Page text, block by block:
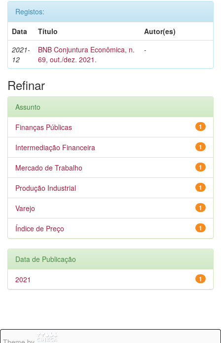
Registos:
Data
Título
Autor(es)
2021-
12
BNB Conjuntura Econômica, n.
69, out./dez. 2021.
-
Refinar
Assunto
1
Finanças Públicas
1
Intermediação Financeira
1
Mercado de Trabalho
1
Produção Industrial
1
Varejo
1
Índice de Preço
Data de Publicação
1
2021